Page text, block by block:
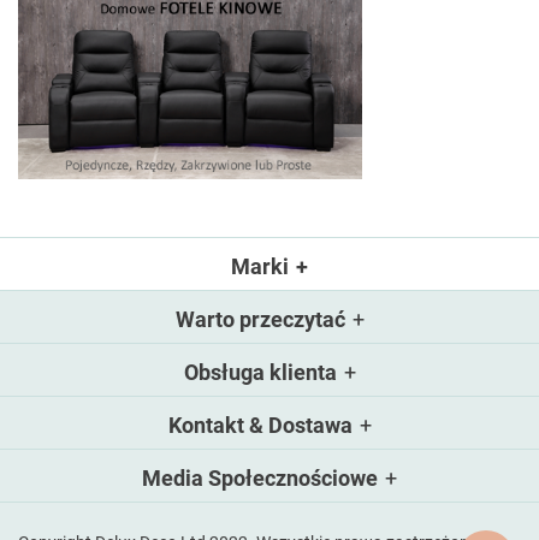
Marki
Warto przeczytać
Obsługa klienta
Kontakt & Dostawa
Media Społecznościowe